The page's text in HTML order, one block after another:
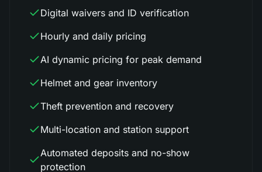
Digital waivers and ID verification
Hourly and daily pricing
AI dynamic pricing for peak demand
Helmet and gear inventory
Theft prevention and recovery
Multi-location and station support
Automated deposits and no-show
protection